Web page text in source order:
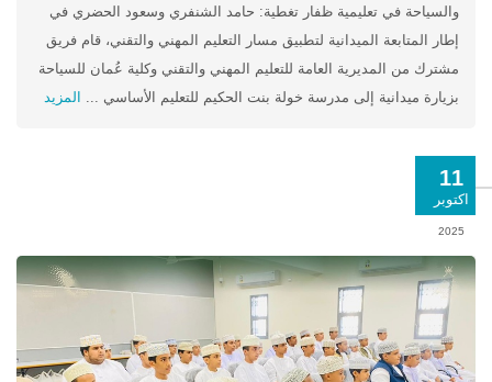
والسياحة في تعليمية ظفار تغطية: حامد الشنفري وسعود الحضري في
إطار المتابعة الميدانية لتطبيق مسار التعليم المهني والتقني، قام فريق
مشترك من المديرية العامة للتعليم المهني والتقني وكلية عُمان للسياحة
بزيارة ميدانية إلى مدرسة خولة بنت الحكيم للتعليم الأساسي ...
المزيد
11
اكتوبر
2025